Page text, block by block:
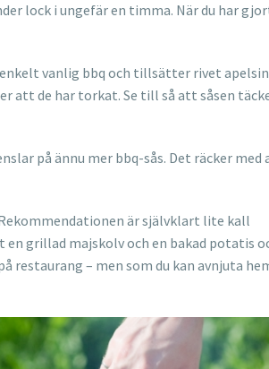
lock i ungefär en timma. När du har
vanlig bbq och tillsätter rivet
att de har torkat. Se till så att såsen
på ännu mer bbq-sås. Det räcker med
är självklart lite kall
grillad majskolv och en bakad potatis
restaurang – men som du kan avnjuta